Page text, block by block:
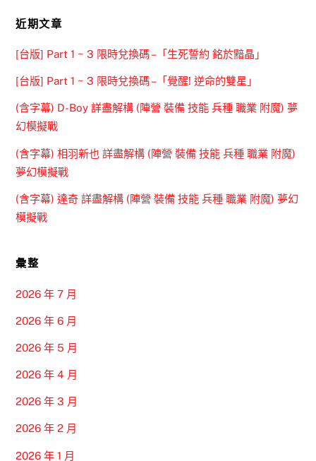
近期文章
[台版] Part 1 ~ 3 限時兌換碼 –「生死誓約 銘於黯晶」
[台版] Part 1 ~ 3 限時兌換碼 –「覺醒! 逆命的雙星」
(含字幕) D-Boy 詳盡解構 (陣營 裝備 技能 兵種 職業 附魔) 夢
幻模擬戰
(含字幕) 相羽新也 詳盡解構 (陣營 裝備 技能 兵種 職業 附魔)
夢幻模擬戰
(含字幕) 達奇 詳盡解構 (陣營 裝備 技能 兵種 職業 附魔) 夢幻
模擬戰
彙整
2026 年 7 月
2026 年 6 月
2026 年 5 月
2026 年 4 月
2026 年 3 月
2026 年 2 月
2026 年 1 月